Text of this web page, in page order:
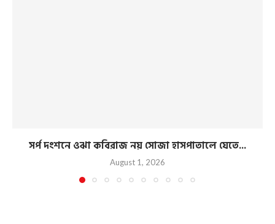
সর্প দংশনে ওঝা কবিরাজ নয় সোজা হাসপাতালে যেতে...
August 1, 2026